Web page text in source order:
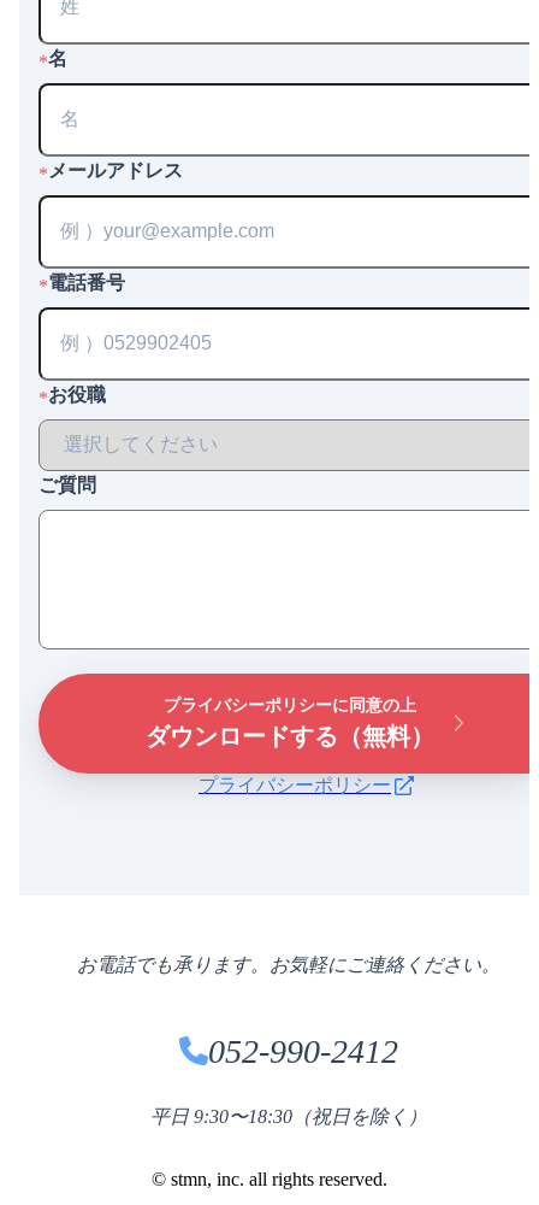
*名
* メールアドレス
*電話番号
*お役職
ご質問
プライバシーポリシーに同意の上
ダウンロードする（無料）
プライバシーポリシー
お電話でも承ります。お気軽にご連絡ください。
052-990-2412
平日 9:30〜18:30（祝日を除く）
©️ stmn, inc. all rights reserved.